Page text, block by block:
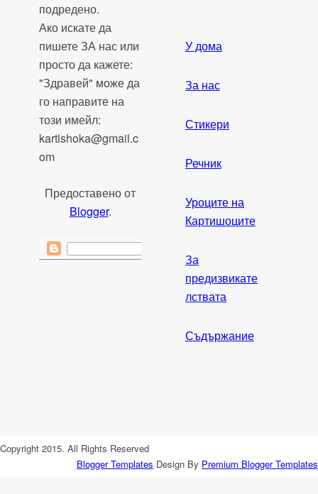
подредено.
Ако искате да
пишете ЗА нас или
просто да кажете:
"Здравей" може да
го направите на
този имейл:
kartishoka@gmail.c
om
Предоставено от
Blogger.
У дома
За нас
Стикери
Речник
Уроците на
Картишоците
За
предизвикате
лствата
Съдържание
Copyright 2015. All Rights Reserved
Blogger Templates Design By Premium Blogger Templates